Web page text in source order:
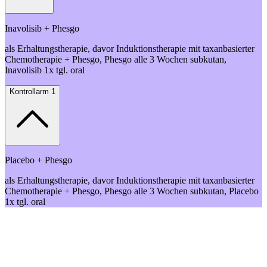
Inavolisib + Phesgo
als Erhaltungstherapie, davor Induktionstherapie mit taxanbasierter
Chemotherapie + Phesgo, Phesgo alle 3 Wochen subkutan,
Inavolisib 1x tgl. oral
Kontrollarm 1
Placebo + Phesgo
als Erhaltungstherapie, davor Induktionstherapie mit taxanbasierter
Chemotherapie + Phesgo, Phesgo alle 3 Wochen subkutan, Placebo
1x tgl. oral